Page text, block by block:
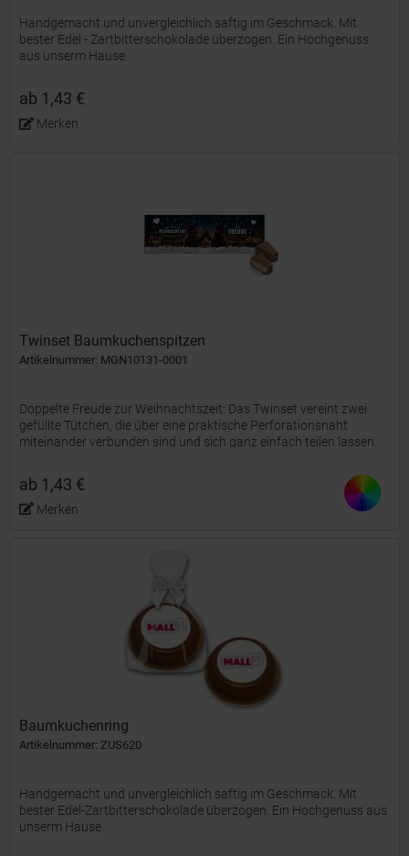
Handgemacht und unvergleichlich saftig im Geschmack. Mit
bester Edel - Zartbitterschokolade überzogen. Ein Hochgenuss
aus unserm Hause.
ab 1,43 €
Merken
Twinset Baumkuchenspitzen
Artikelnummer: MGN10131-0001
Doppelte Freude zur Weihnachtszeit: Das Twinset vereint zwei
gefüllte Tütchen, die über eine praktische Perforationsnaht
miteinander verbunden sind und sich ganz einfach teilen lassen.
ab 1,43 €
Merken
Baumkuchenring
Artikelnummer: ZUS620
Handgemacht und unvergleichlich saftig im Geschmack. Mit
bester Edel-Zartbitterschokolade überzogen. Ein Hochgenuss aus
unserm Hause.